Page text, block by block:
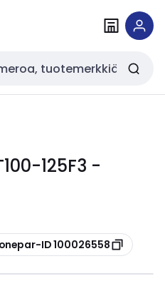
125F3 -
ID 100026558